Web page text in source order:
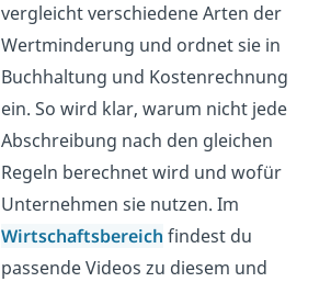
vergleicht verschiedene Arten der
Wertminderung und ordnet sie in
Buchhaltung und Kostenrechnung
ein. So wird klar, warum nicht jede
Abschreibung nach den gleichen
Regeln berechnet wird und wofür
Unternehmen sie nutzen. Im
Wirtschaftsbereich findest du
passende Videos zu diesem und